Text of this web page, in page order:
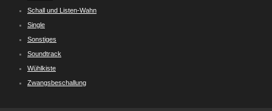
Schall und Listen-Wahn
Single
Sonstiges
Soundtrack
Wühlkiste
Zwangsbeschallung